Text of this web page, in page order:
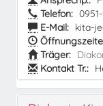
Telefon:
E-Mail: kita-
Träger:
Kontakt Tr.: